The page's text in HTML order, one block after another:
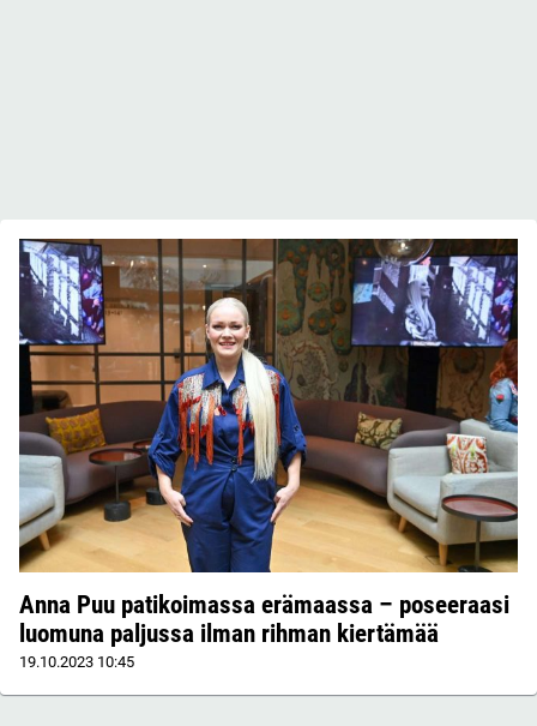
Anna Puu patikoimassa erämaassa – poseeraasi
luomuna paljussa ilman rihman kiertämää
19.10.2023 10:45